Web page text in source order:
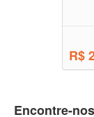
R$
Encontre-